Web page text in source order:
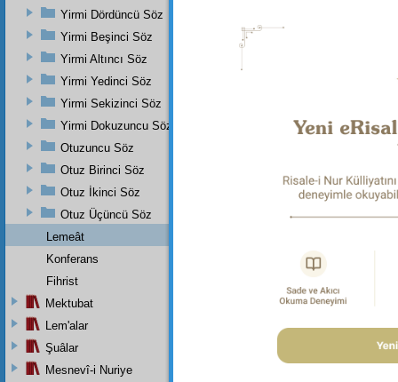
Yirmi Dördüncü Söz
Yirmi Beşinci Söz
Yirmi Altıncı Söz
Yirmi Yedinci Söz
Yirmi Sekizinci Söz
Yirmi Dokuzuncu Söz
Otuzuncu Söz
Otuz Birinci Söz
Otuz İkinci Söz
Otuz Üçüncü Söz
Lemeât
Konferans
Fihrist
Mektubat
Lem'alar
Şuâlar
Mesnevî-i Nuriye